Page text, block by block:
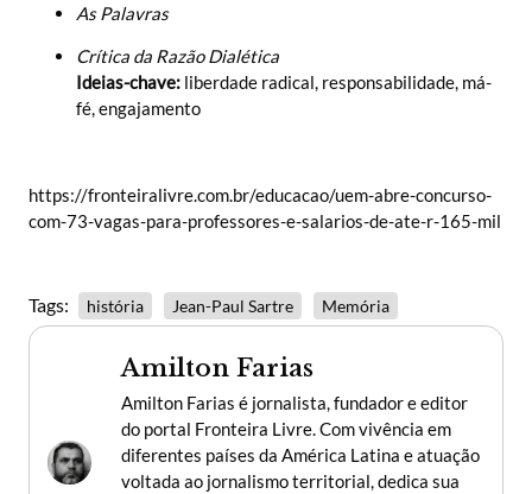
As Palavras
Crítica da Razão Dialética
Ideias-chave: liberdade radical, responsabilidade, má-
fé, engajamento
https://fronteiralivre.com.br/educacao/uem-abre-concurso-
com-73-vagas-para-professores-e-salarios-de-ate-r-165-mil
Tags: história Jean-Paul Sartre Memória
Amilton Farias
Amilton Farias é jornalista, fundador e editor
do portal Fronteira Livre. Com vivência em
diferentes países da América Latina e atuação
voltada ao jornalismo territorial, dedica sua